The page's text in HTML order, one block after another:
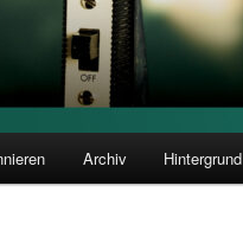
Archiv Hintergrund